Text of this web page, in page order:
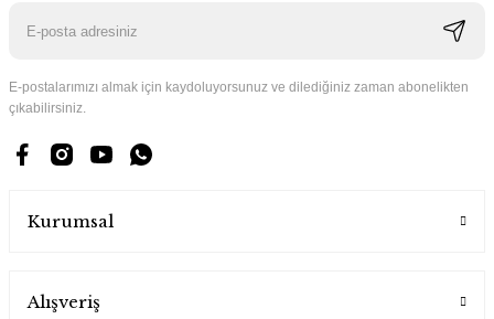
E-postalarımızı almak için kaydoluyorsunuz ve dilediğiniz zaman abonelikten
çıkabilirsiniz.
Kurumsal
Alışveriş